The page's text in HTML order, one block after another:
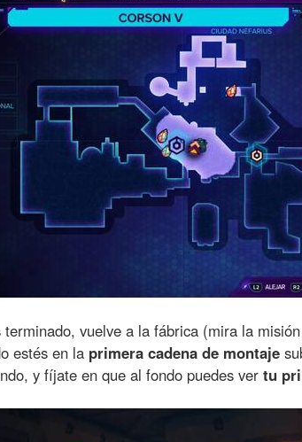
terminado, vuelve a la fábrica (mira la
estés en la primera cadena de montaje
y fíjate en que al fondo puedes ver tu